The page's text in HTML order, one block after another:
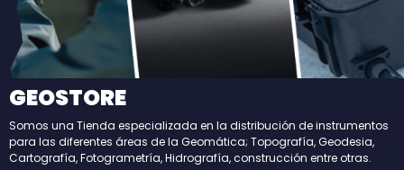
GEOSTORE
Somos una Tienda especializada en la distribución de instrumentos
para las diferentes áreas de la Geomática; Topografía, Geodesia,
Cartografía, Fotogrametría, Hidrografía, construcción entre otras.